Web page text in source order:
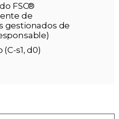
FSC®
de
gestionados de
s1, d0)